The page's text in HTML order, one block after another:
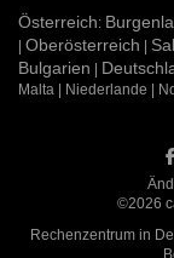
Österreich:
Oberösterreich
Bulgarien
Malta | Niederlande |
©2026
Rechenzentrum in